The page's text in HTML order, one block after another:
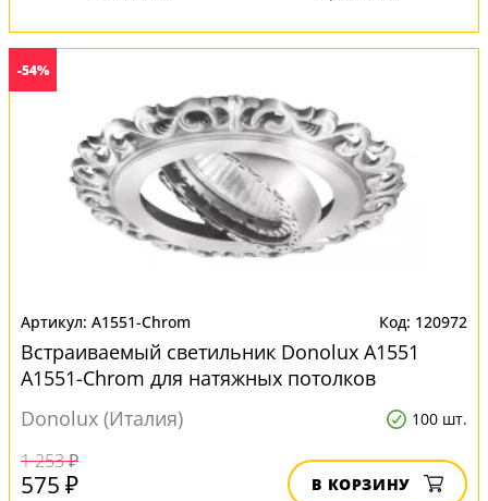
-54%
A1551-Chrom 120972
Встраиваемый светильник Donolux А1551
A1551-Chrom для натяжных потолков
Donolux (Италия)
100 шт.
1 253 ₽
575 ₽ В КОРЗИНУ